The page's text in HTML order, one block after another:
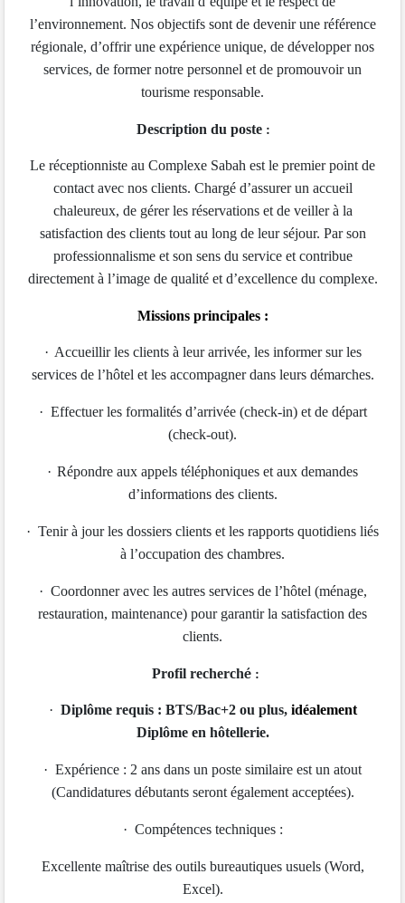
l’environnement. Nos objectifs sont de devenir une référence
régionale, d’offrir une expérience unique, de développer nos
services, de former notre personnel et de promouvoir un
tourisme responsable.
Description du poste :
Le réceptionniste au Complexe Sabah est le premier point de
contact avec nos clients. Chargé d’assurer un accueil
chaleureux, de gérer les réservations et de veiller à la
satisfaction des clients tout au long de leur séjour. Par son
professionnalisme et son sens du service et contribue
directement à l’image de qualité et d’excellence du complexe.
Missions principales :
· Accueillir les clients à leur arrivée, les informer sur les
services de l’hôtel et les accompagner dans leurs démarches.
· Effectuer les formalités d’arrivée (check-in) et de départ
(check-out).
· Répondre aux appels téléphoniques et aux demandes
d’informations des clients.
· Tenir à jour les dossiers clients et les rapports quotidiens liés
à l’occupation des chambres.
· Coordonner avec les autres services de l’hôtel (ménage,
restauration, maintenance) pour garantir la satisfaction des
clients.
Profil recherché :
· Diplôme requis : BTS/Bac+2 ou plus, idéalement
Diplôme en hôtellerie.
· Expérience : 2 ans dans un poste similaire est un atout
(Candidatures débutants seront également acceptées).
· Compétences techniques :
Excellente maîtrise des outils bureautiques usuels (Word,
Excel).